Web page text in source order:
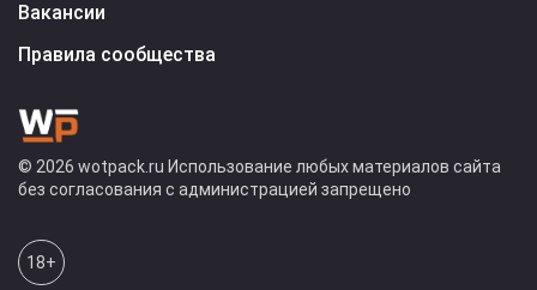
Вакансии
Правила сообщества
© 2026 wotpack.ru Использование любых материалов сайта
без согласования с администрацией запрещено
18+